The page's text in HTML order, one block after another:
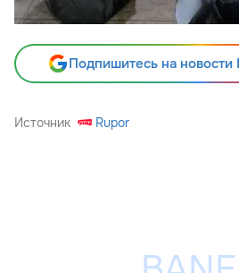
Подпишитесь на новости
Источник Rupor